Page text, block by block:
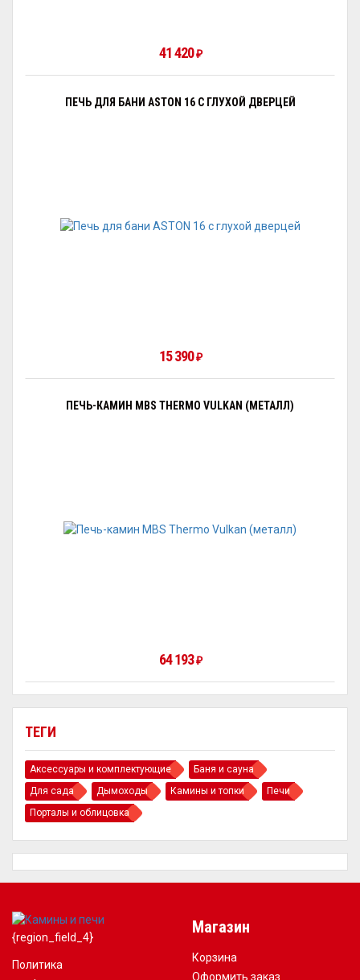
ТЕГИ
Аксессуары и комплектующие
Баня и сауна
Для сада
Дымоходы Камины и топки
Печи
Порталы и облицовка
41 420 ₽
ПЕЧЬ ДЛЯ БАНИ ASTON 16 С ГЛУХОЙ ДВЕРЦЕЙ
15 390 ₽
ПЕЧЬ-КАМИН MBS THERMO VULKAN (МЕТАЛЛ)
64 193 ₽
{region_field_4}
Политика
Магазин
Корзина
Оформить заказ